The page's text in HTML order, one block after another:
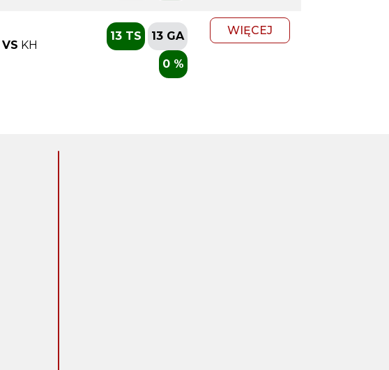
VS KH
13 TS 13 GA
0 %
WIĘCEJ